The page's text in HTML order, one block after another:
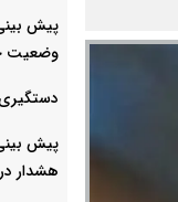
وضعیت
دستگیری ۲ موبایل قاپ و گردنبندقاپ در
هشدار